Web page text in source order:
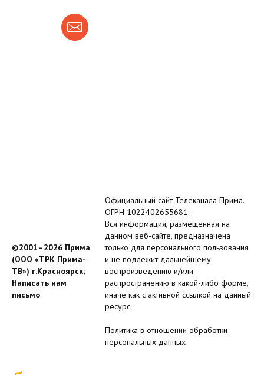
©2001–2026 Прима
(ООО «ТРК Прима-
ТВ») г.Красноярск;
Написать нам
письмо
Официальный сайт Телеканала Прима.
ОГРН 1022402655681.
Вся информация, размещенная на
данном веб-сайте, предназначена
только для персонального пользования
и не подлежит дальнейшему
воспроизведению и/или
распространению в какой-либо форме,
иначе как с активной ссылкой на данный
ресурс.
Политика в отношении обработки
персональных данных